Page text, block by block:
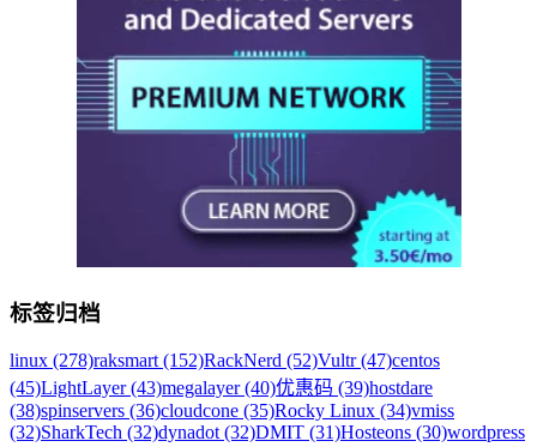
标签归档
linux (278)raksmart (152)RackNerd (52)Vultr (47)centos
(45)LightLayer (43)megalayer (40)优惠码 (39)hostdare
(38)spinservers (36)cloudcone (35)Rocky Linux (34)vmiss
(32)SharkTech (32)dynadot (32)DMIT (31)Hosteons (30)wordpress